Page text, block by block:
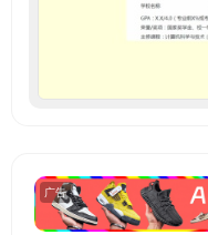
广告